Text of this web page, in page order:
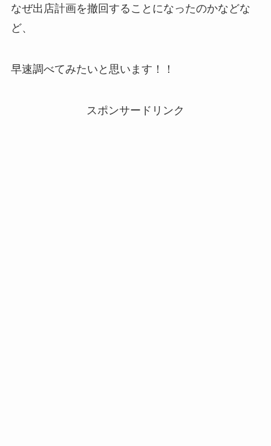
なぜ出店計画を撤回することになったのかなどな
ど、
早速調べてみたいと思います！！
スポンサードリンク